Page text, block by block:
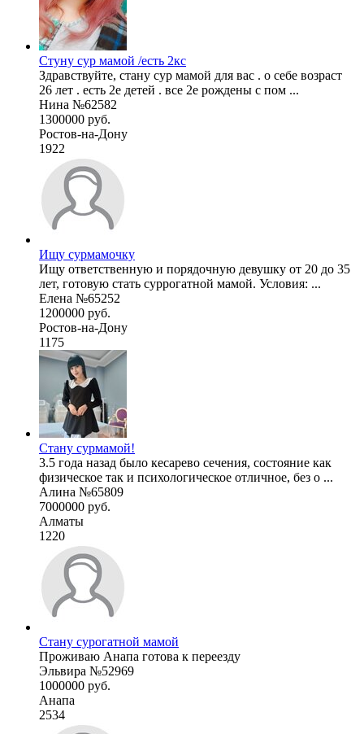
Стуну сур мамой /есть 2кс
Здравствуйте, стану сур мамой для вас . о себе возраст
26 лет . есть 2е детей . все 2е рождены с пом ...
Нина №62582
1300000 руб.
Ростов-на-Дону
1922
Ищу сурмамочку
Ищу ответственную и порядочную девушку от 20 до 35
лет, готовую стать суррогатной мамой. Условия: ...
Елена №65252
1200000 руб.
Ростов-на-Дону
1175
Стану сурмамой!
3.5 года назад было кесарево сечения, состояние как
физическое так и психологическое отличное, без о ...
Алина №65809
7000000 руб.
Алматы
1220
Стану сурогатной мамой
Проживаю Анапа готова к переезду
Эльвира №52969
1000000 руб.
Анапа
2534